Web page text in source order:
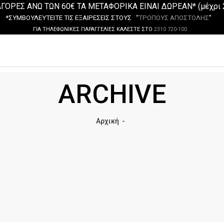
ΑΝΩ ΤΩΝ 60€ ΤΑ ΜΕΤΑΦΟΡΙΚΑ ΕΙΝΑΙ ΔΩΡΕΑΝ* (μέχρι
*ΣΥΜΒΟΥΛΕΥΤΕΙΤΕ ΤΙΣ ΕΞΑΙΡΕΣΕΙΣ ΣΤΟΥΣ “ΤΡΟΠΟΥΣ ΑΠΟΣΤΟΛΗΣ”
ΓΙΑ ΤΗΛΕΦΩΝΙΚΕΣ ΠΑΡΑΓΓΕΛΙΕΣ ΚΑΛΕΣΤΕ ΣΤΟ 2310 720-100
ARCHIVE
Αρχική -